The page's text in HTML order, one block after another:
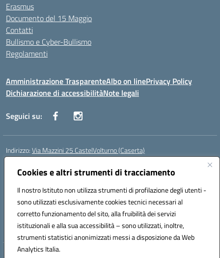
Cookies e altri strumenti di tracciamento
Il nostro Istituto non utilizza strumenti di profilazione degli utenti -
sono utilizzati esclusivamente cookies tecnici necessari al
corretto funzionamento del sito, alla fruibilità dei servizi
istituzionali e alla sua accessibilità – sono utilizzati, inoltre,
strumenti statistici anonimizzati messi a disposizione da Web
Analytics Italia.
Erasmus
Documento del 15 Maggio
Contatti
Bullismo e Cyber-Bullismo
Regolamenti
Amministrazione TrasparenteAlbo on linePrivacy Policy
Dichiarazione di accessibilitàNote legali
Seguici su:
Indirizzo:Via Mazzini 25 CastelVolturno (Caserta)
Centralino:
Posta elettronica certificata (PEC):ceis014005@pec.istruzione.it
Codice fiscale: 93063510619
Codice meccanografico:CEIS014005
Codice Indice delle Pubbliche Amministrazioni (IPA): istsc_ceis014005
Codice unico di fatturazione (CUF): UOU8EW